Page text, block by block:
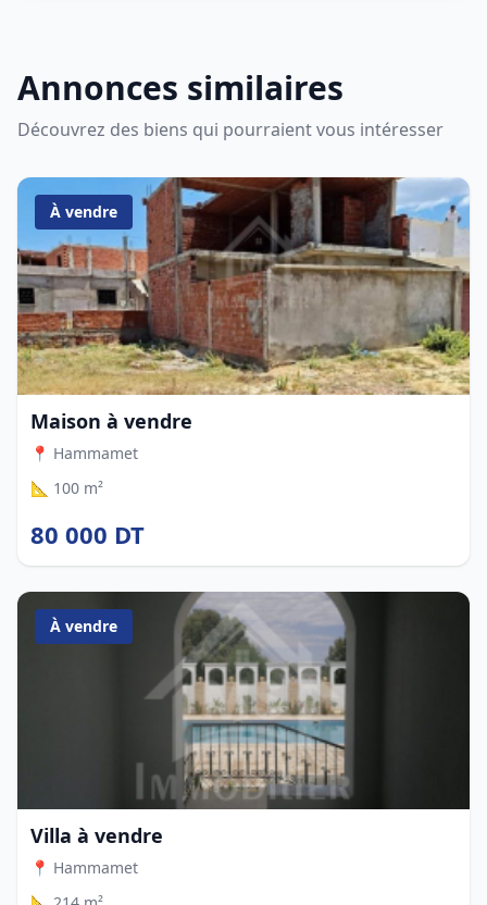
Annonces similaires
Découvrez des biens qui pourraient vous intéresser
À vendre
Maison à vendre
📍 Hammamet
📐 100 m²
80 000 DT
À vendre
Villa à vendre
📍 Hammamet